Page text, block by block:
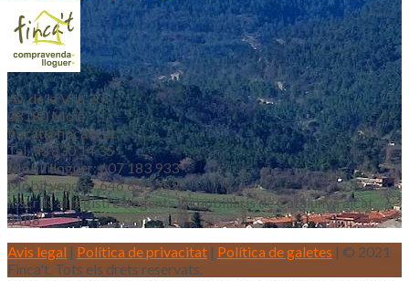
Av. de la Vila 20
08180 Moià
fincat@fincat.cat
Tel. 93 830 14 35
Mòbil lloguer: 607 183 933
Mòbil vendes: 646 853 559
Inscrits al registre d’agents immobiliaris de Catalunya aicat
4188
Avis legal | Política de privacitat | Política de galetes | © 2021
Finca't. Tots els drets reservats.